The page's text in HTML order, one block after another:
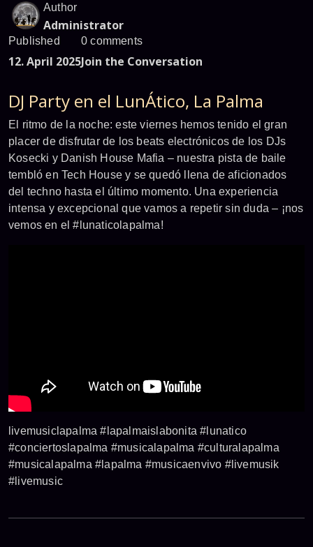
Author
Administrator
Published
12. April 2025
0 comments
Join the Conversation
DJ Party en el LunÁtico, La Palma
El ritmo de la noche: este viernes hemos tenido el gran
placer de disfrutar de los beats electrónicos de los DJs
Kosecki y Danish House Mafia – nuestra pista de baile
tembló en Tech House y se quedó llena de aficionados
del techno hasta el último momento. Una experiencia
intensa y excepcional que vamos a repetir sin duda – ¡nos
vemos en el #lunaticolapalma!
livemusiclapalma #lapalmaislabonita #lunatico
#conciertoslapalma #musicalapalma #culturalapalma
#musicalapalma #lapalma #musicaenvivo #livemusik
#livemusic